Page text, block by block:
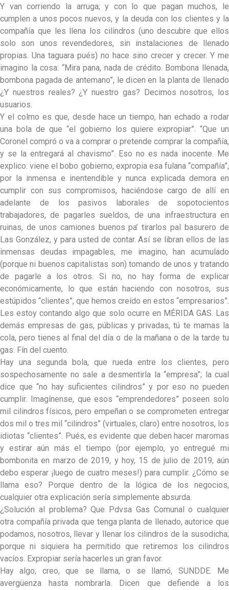
Y van corriendo la arruga; y con lo que pagan muchos, le
cumplen a unos pocos nuevos, y la deuda con los clientes y la
compañía que les llena los cilindros (uno descubre que ellos
solo son unos revendedores, sin instalaciones de llenado
propias. Una taguara pués) no hace sino crecer y crecer. Y me
imagino la cosa: “Mira pana, nada de crédito. Bombona llenada,
bombona pagada de antemano”, le dicen en la planta de llenado
¿Y nuestros reales? ¿Y nuestro gas? Decimos nosotros, los
usuarios.
Y el colmo es que, desde hace un tiempo, han echado a rodar
una bola de que “el gobierno los quiere expropiar”. “Que un
Coronel compró o va a comprar o pretende comprar la compañía,
y se la entregará al chavismo”. Eso no es nada inocente. Me
explico: viene el bobo gobierno, expropia esa fulana “compañía”,
por la inmensa e inentendible y nunca explicada demora en
cumplir con sus compromisos, haciéndose cargo de allí en
adelante de los pasivos laborales de sopotocientos
trabajadores, de pagarles sueldos, de una infraestructura en
ruinas, de unos camiones buenos pa’ tirarlos pal basurero de
Las González, y para usted de contar. Así se libran ellos de las
inmensas deudas impagables, me imagino, han acumulado
(porque ni buenos capitalistas son) tomando de unos y tratando
de pagarle a los otros. Si no, no hay forma de explicar
económicamente, lo que están haciendo con nosotros, sus
estúpidos “clientes”, que hemos creído en estos “empresarios”.
Les estoy contando algo que solo ocurre en MÉRIDA GAS. Las
demás empresas de gas, públicas y privadas, tú te mamas la
cola, pero tienes al final del día o de la mañana o de la tarde tu
gas. Fín del cuento.
Hay una segunda bola, que rueda entre los clientes, pero
sospechosamente no sale a desmentirla la “empresa”; la cual
dice que “no hay suficientes cilindros” y por eso no pueden
cumplir. Imagínense, que esos “emprendedores” poseen solo
mil cilindros físicos, pero empeñan o se comprometen entregar
dos mil o tres mil “cilindros” (virtuales, claro) entre nosotros, los
idiotas “clientes”. Pués, es evidente que deben hacer maromas
y estirar aún más el tiempo (por ejemplo, yo entregué mi
bombonita en marzo de 2019, y hoy, 15 de julio de 2019, aún
debo esperar ¡luego de cuatro meses!) para cumplir. ¿Cómo se
llama eso? Porque dentro de la lógica de los negocios,
cualquier otra explicación sería simplemente absurda.
¿Solución al problema? Que Pdvsa Gas Comunal o cualquier
otra compañía privada que tenga planta de llenado, autorice que
podamos, nosotros, llevar y llenar los cilindros de la susodicha;
porque ni siquiera ha permitido que retiremos los cilindros
vacíos. Expropiar sería hacerles un gran favor.
Hay algo, creo, que se llama, o se llamó, SUNDDE. Me
avergüenza hasta nombrarla. Dicen que defiende a los